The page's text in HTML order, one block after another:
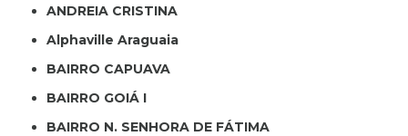
ANDREIA CRISTINA
Alphaville Araguaia
BAIRRO CAPUAVA
BAIRRO GOIÁ I
BAIRRO N. SENHORA DE FÁTIMA